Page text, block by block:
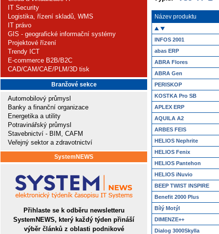
IT Security
Logistika, řízení skladů, WMS
IT právo
GIS - geografické informační systémy
Projektové řízení
Trendy ICT
E-commerce B2B/B2C
CAD/CAM/CAE/PLM/3D tisk
Branžové sekce
Automobilový průmysl
Banky a finanční organizace
Energetika a utility
Potravinářský průmysl
Stavebnictví - BIM, CAFM
Veřejný sektor a zdravotnictví
SystemNEWS
Přihlaste se k odběru newsletteru
SystemNEWS, který každý týden přináší
výběr článků z oblasti podnikové
Název produktu
INFOS 2001
abas ERP
ABRA Flores
ABRA Gen
PERISKOP
KOSTKA Pro SB
APLEX ERP
AQUILA A2
ARBES FEIS
HELIOS Nephrite
HELIOS Fenix
HELIOS Pantehon
HELIOS iNuvio
BEEP TWIST INSPIRE
Benefit 2000 Plus
Bílý Motýl
DIMENZE++
Dialog 3000Skylla